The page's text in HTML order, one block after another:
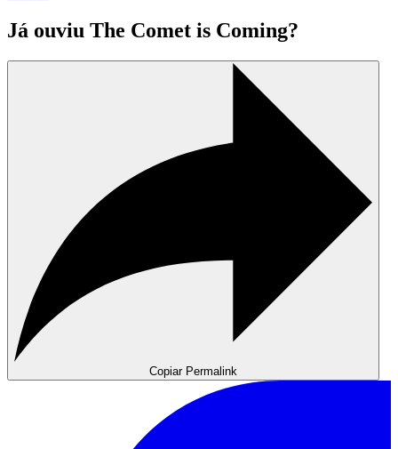
Já ouviu The Comet is Coming?
Copiar Permalink